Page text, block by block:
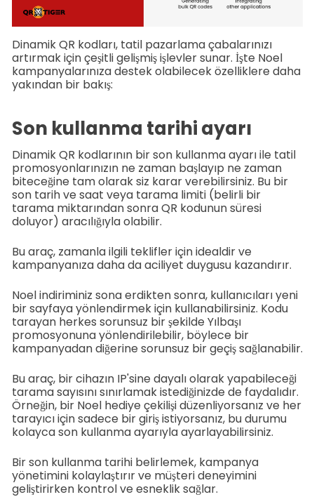
Dinamik QR kodları, tatil pazarlama çabalarınızı
artırmak için çeşitli gelişmiş işlevler sunar. İşte Noel
kampanyalarınıza destek olabilecek özelliklere daha
yakından bir bakış:
Son kullanma tarihi ayarı
Dinamik QR kodlarının bir son kullanma ayarı ile tatil
promosyonlarınızın ne zaman başlayıp ne zaman
biteceğine tam olarak siz karar verebilirsiniz. Bu bir
son tarih ve saat veya tarama limiti (belirli bir
tarama miktarından sonra QR kodunun süresi
doluyor) aracılığıyla olabilir.
Bu araç, zamanla ilgili teklifler için idealdir ve
kampanyanıza daha da aciliyet duygusu kazandırır.
Noel indiriminiz sona erdikten sonra, kullanıcıları yeni
bir sayfaya yönlendirmek için kullanabilirsiniz. Kodu
tarayan herkes sorunsuz bir şekilde Yılbaşı
promosyonuna yönlendirilebilir, böylece bir
kampanyadan diğerine sorunsuz bir geçiş sağlanabilir.
Bu araç, bir cihazın IP'sine dayalı olarak yapabileceği
tarama sayısını sınırlamak istediğinizde de faydalıdır.
Örneğin, bir Noel hediye çekilişi düzenliyorsanız ve her
tarayıcı için sadece bir giriş istiyorsanız, bu durumu
kolayca son kullanma ayarıyla ayarlayabilirsiniz.
Bir son kullanma tarihi belirlemek, kampanya
yönetimini kolaylaştırır ve müşteri deneyimini
geliştirirken kontrol ve esneklik sağlar.